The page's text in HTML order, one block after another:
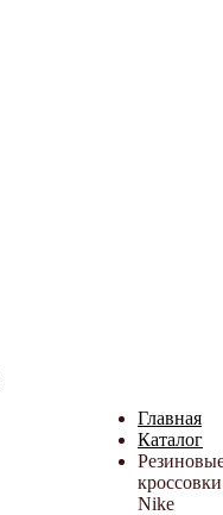
Главная
Каталог
кроссовки
Nike